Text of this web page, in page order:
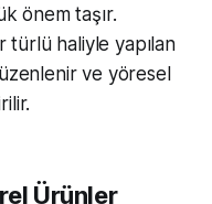
önem taşır.
türlü haliyle yapılan
ve yöresel
Ürünler